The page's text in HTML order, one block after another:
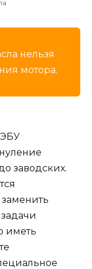
нельзя
мотора.
заводских.
заменить
иметь